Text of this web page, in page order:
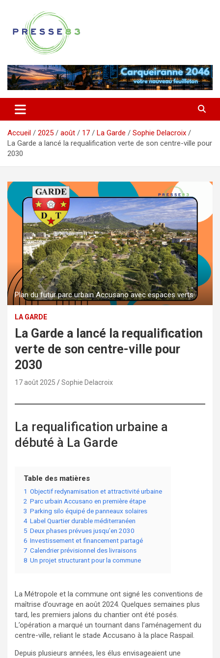
contenu
Presse 83
Accueil 2025 août 17 La Garde
Sophie Delacroix
La Garde a lancé la requalification verte de son centre-ville pour
2030
Plan du futur parc urbain Accusano avec espaces verts
LA GARDE
La Garde a lancé la requalification
verte de son centre-ville pour
2030
17 août 2025 Sophie Delacroix
La requalification urbaine a
débuté à La Garde
Table des matières
1 Objectif redynamisation et attractivité urbaine
2 Parc urbain Accusano en première étape
3 Parking silo équipé de panneaux solaires
4 Label Quartier durable méditerranéen
5 Deux phases prévues jusqu’en 2030
6 Investissement et financement partagé
7 Calendrier prévisionnel des livraisons
8 Un projet structurant pour la commune
La Métropole et la commune ont signé les conventions de
maîtrise d’ouvrage en août 2024. Quelques semaines plus
tard, les premiers jalons du chantier ont été posés.
L’opération a marqué un tournant dans l’aménagement du
centre-ville, reliant le stade Accusano à la place Raspail.
Depuis plusieurs années, les élus envisageaient une